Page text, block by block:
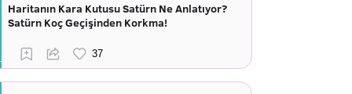
Haritanın Kara Kutusu Satürn Ne Anlatıyor?
Satürn Koç Geçişinden Korkma!